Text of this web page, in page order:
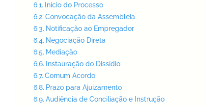
Início do Processo
Convocação da Assembleia
Notificação ao Empregador
Negociação Direta
Mediação
Instauração do Dissídio
Comum Acordo
Prazo para Ajuizamento
Audiência de Conciliação e Instrução